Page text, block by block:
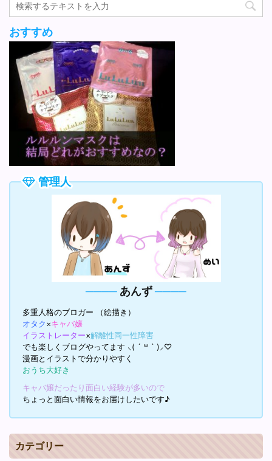
おすすめ
管理人
──── あんず────
多重人格のブロガー （絵描き）
オタク ×キャバ嬢
イラストレーター×解離性同一性障害
でも楽しくブログやってます ⸜( ´ ꒳ ` )⸝♡︎
漫画とイラストで分かりやすく
おうち大好き
キャバ嬢だったり面白い経験が多いので
ちょっと面白い情報をお届けしたいです♪
カテゴリー